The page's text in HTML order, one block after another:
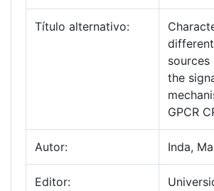
Título alternativo:
the
GPCR
Autor: Inda,
Editor: